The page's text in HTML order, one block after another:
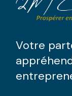
Votre